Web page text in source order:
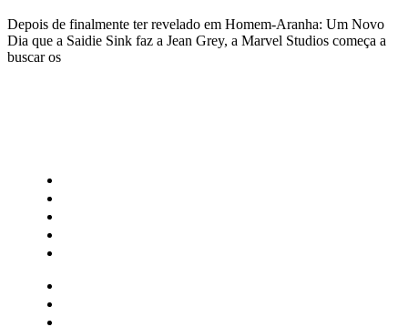
Depois de finalmente ter revelado em Homem-Aranha: Um Novo
Dia que a Saidie Sink faz a Jean Grey, a Marvel Studios começa a
buscar os